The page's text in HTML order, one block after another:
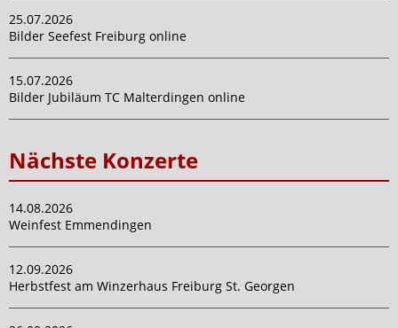
25.07.2026
Bilder Seefest Freiburg online
15.07.2026
Bilder Jubiläum TC Malterdingen online
Nächste Konzerte
14.08.2026
Weinfest Emmendingen
12.09.2026
Herbstfest am Winzerhaus Freiburg St. Georgen